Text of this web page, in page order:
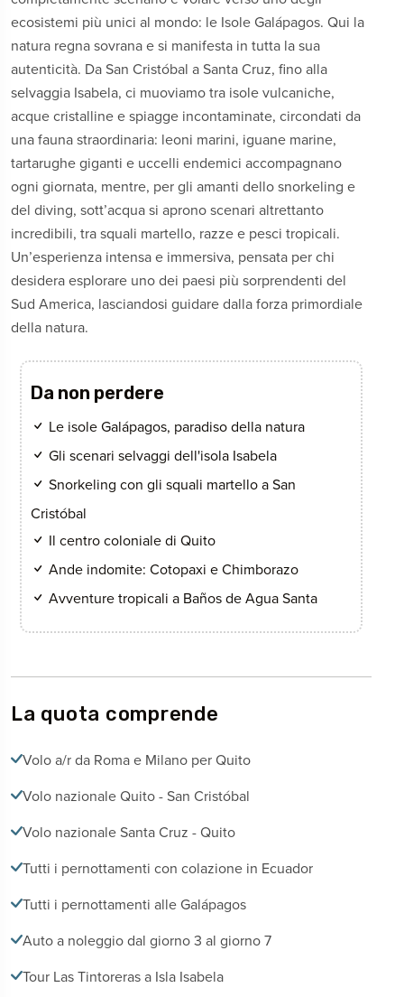
ecosistemi più unici al mondo: le Isole Galápagos. Qui la
natura regna sovrana e si manifesta in tutta la sua
autenticità. Da San Cristóbal a Santa Cruz, fino alla
selvaggia Isabela, ci muoviamo tra isole vulcaniche,
acque cristalline e spiagge incontaminate, circondati da
una fauna straordinaria: leoni marini, iguane marine,
tartarughe giganti e uccelli endemici accompagnano
ogni giornata, mentre, per gli amanti dello snorkeling e
del diving, sott’acqua si aprono scenari altrettanto
incredibili, tra squali martello, razze e pesci tropicali.
Un’esperienza intensa e immersiva, pensata per chi
desidera esplorare uno dei paesi più sorprendenti del
Sud America, lasciandosi guidare dalla forza primordiale
della natura.
Da non perdere
Le isole Galápagos, paradiso della natura
Gli scenari selvaggi dell'isola Isabela
Snorkeling con gli squali martello a San
Cristóbal
Il centro coloniale di Quito
Ande indomite: Cotopaxi e Chimborazo
Avventure tropicali a Baños de Agua Santa
La quota comprende
Volo a/r da Roma e Milano per Quito
Volo nazionale Quito - San Cristóbal
Volo nazionale Santa Cruz - Quito
Tutti i pernottamenti con colazione in Ecuador
Tutti i pernottamenti alle Galápagos
Auto a noleggio dal giorno 3 al giorno 7
Tour Las Tintoreras a Isla Isabela